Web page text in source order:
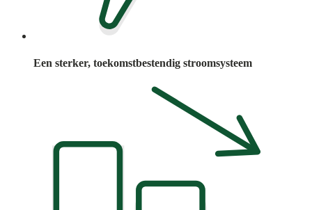
Een sterker, toekomstbestendig stroomsysteem